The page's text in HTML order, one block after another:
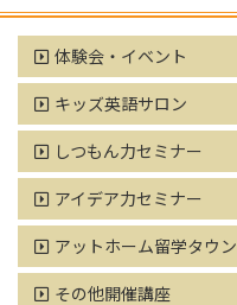
体験会・イベント
キッズ英語サロン
しつもん力セミナー
アイデア力セミナー
アットホーム留学タウン
その他開催講座